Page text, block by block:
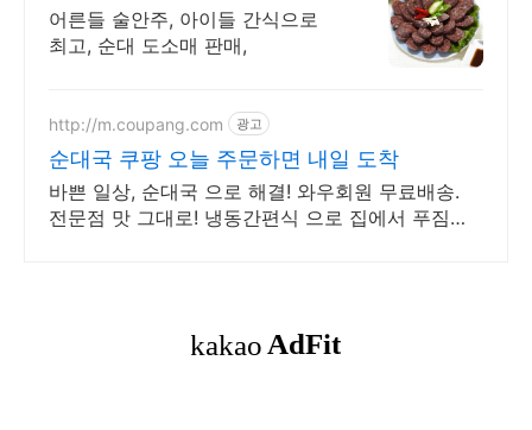
어른들 술안주, 아이들 간식으로
최고, 순대 도소매 판매,
http://m.coupang.com 광고
순대국 쿠팡 오늘 주문하면 내일 도착
바쁜 일상, 순대국 으로 해결! 와우회원 무료배송.
전문점 맛 그대로! 냉동간편식 으로 집에서 푸짐하